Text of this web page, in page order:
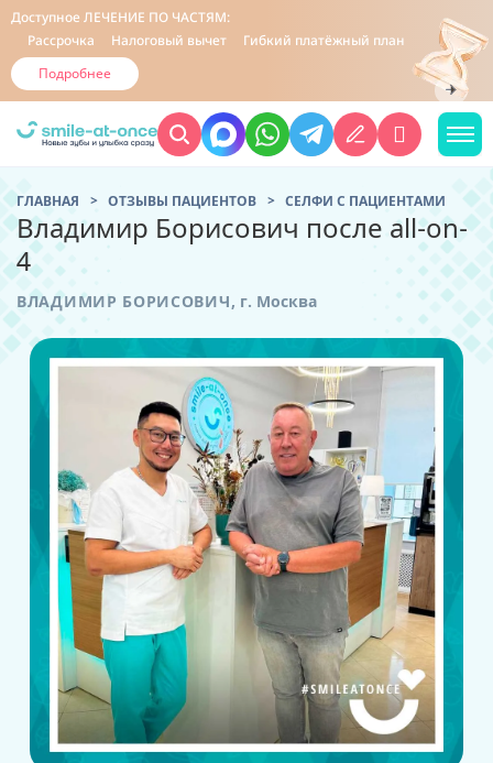
Доступное ЛЕЧЕНИЕ ПО ЧАСТЯМ:
Рассрочка
Налоговый вычет Гибкий платёжный план
Подробнее
ГЛАВНАЯ ОТЗЫВЫ ПАЦИЕНТОВ CЕЛФИ С ПАЦИЕНТАМИ
Владимир Борисович после all-on-
4
ВЛАДИМИР БОРИСОВИЧ, г. Москва